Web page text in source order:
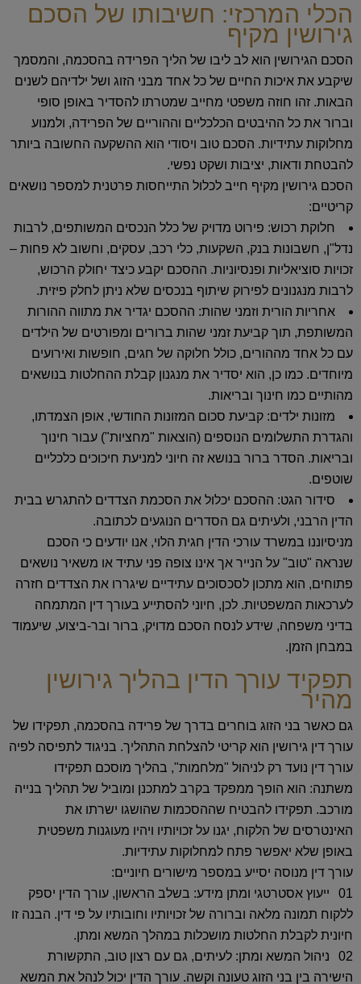
הכלי המרכזי: חשיבותו של הסכם
גירושין מקיף
הסכם הגירושין הוא לב ליבו של הליך הפרידה בהסכמה, והמסמך
שיקבע את איכות החיים של כל אחד מבני הזוג ושל ילדיהם לשנים
הבאות. זהו חוזה משפטי מחייב שמטרתו להסדיר באופן סופי
וברור את כל ההיבטים הכלכליים וההוריים של הפרידה, ולמנוע
מחלוקות עתידיות. הסכם טוב ויסודי הוא ההשקעה החשובה ביותר
להבטחת ודאות, יציבות ושקט נפשי.
הסכם גירושין מקיף חייב לכלול התייחסות פרטנית למספר נושאים
קריטיים:
חלוקת רכוש: פירוט מדויק של כלל הנכסים המשותפים, לרבות
נדל"ן, חשבונות בנק, השקעות, כלי רכב, עסקים, וחשוב לא פחות –
זכויות סוציאליות ופנסיוניות. ההסכם יקבע כיצד יחולק הרכוש,
לרבות מנגנונים לפירוק שיתוף בנכסים שלא ניתן לחלק פיזית.
אחריות הורית וזמני שהות: ההסכם יגדיר את מתווה ההורות
המשותפת, תוך קביעת זמני שהות ברורים ומפורטים של הילדים
עם כל אחד מההורים, כולל חלוקה של חגים, חופשות ואירועים
מיוחדים. כמו כן, הוא יסדיר את מנגנון קבלת ההחלטות בנושאים
מהותיים כמו חינוך ובריאות.
מזונות ילדים: קביעת סכום המזונות החודשי, אופן הצמדתו,
והגדרת התשלומים הנוספים (הוצאות "מחציות") עבור חינוך
ובריאות. הסדר ברור בנושא זה חיוני למניעת חיכוכים כלכליים
שוטפים.
סידור הגט: ההסכם יכלול את הסכמת הצדדים להתגרש בבית
הדין הרבני, ולעיתים גם הסדרים הנוגעים לכתובה.
מניסיוננו במשרד עורכי הדין חגית הלוי, אנו יודעים כי הסכם
שנראה "טוב" על הנייר אך אינו צופה פני עתיד או משאיר נושאים
פתוחים, הוא מתכון לסכסוכים עתידיים שיגררו את הצדדים חזרה
לערכאות המשפטיות. לכן, חיוני להסתייע בעורך דין המתמחה
בדיני משפחה, שידע לנסח הסכם מדויק, ברור ובר-ביצוע, שיעמוד
במבחן הזמן.
תפקיד עורך הדין בהליך גירושין
מהיר
גם כאשר בני הזוג בוחרים בדרך של פרידה בהסכמה, תפקידו של
עורך דין גירושין הוא קריטי להצלחת התהליך. בניגוד לתפיסה לפיה
עורך דין נועד רק לניהול "מלחמות", בהליך מוסכם תפקידו
משתנה: הוא הופך ממפקד בקרב למתכנן ומוביל של תהליך בנייה
מורכב. תפקידו להבטיח שההסכמות שהושגו ישרתו את
האינטרסים של הלקוח, יגנו על זכויותיו ויהיו מעוגנות משפטית
באופן שלא יאפשר פתח למחלוקות עתידיות.
עורך דין מנוסה יסייע במספר מישורים חיוניים:
ייעוץ אסטרטגי ומתן מידע: בשלב הראשון, עורך הדין יספק
ללקוח תמונה מלאה וברורה של זכויותיו וחובותיו על פי דין. הבנה זו
חיונית לקבלת החלטות מושכלות במהלך המשא ומתן.
ניהול המשא ומתן: לעיתים, גם עם רצון טוב, התקשורת
הישירה בין בני הזוג טעונה וקשה. עורך הדין יכול לנהל את המשא